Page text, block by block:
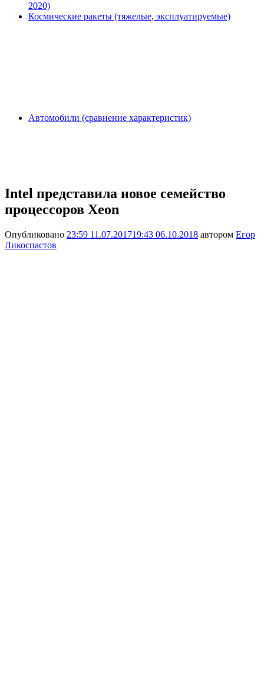
2020)
Космические ракеты (тяжелые, эксплуатируемые)
Автомобили (сравнение характеристик)
Intel представила новое семейство
процессоров Xeon
Опубликовано 23:59 11.07.201719:43 06.10.2018 автором Егор
Ликоспастов